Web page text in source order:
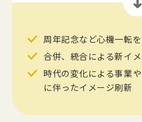
周年記念など心機一転
合併、統合による新イ
時代の変化による事業
に伴ったイメージ刷新